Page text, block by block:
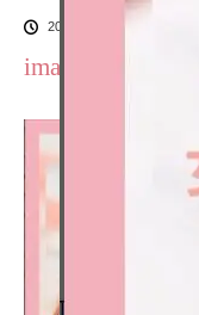
2024.05.27
image002